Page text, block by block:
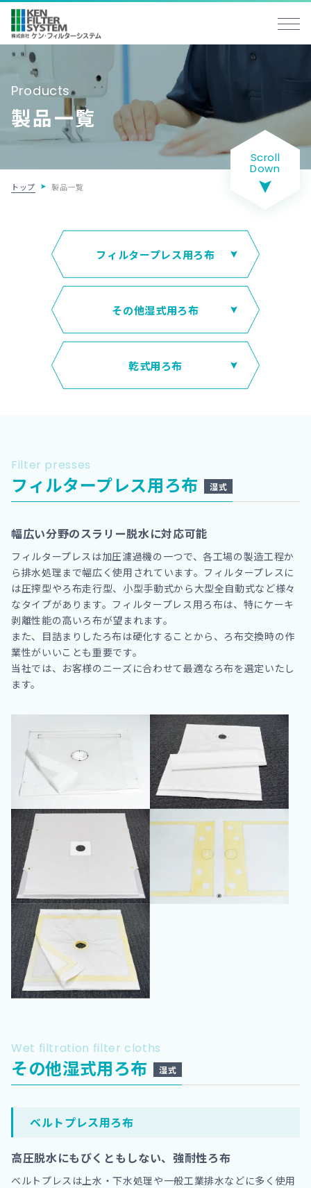
Products
製品一覧
Scroll
Down
トップ 製品一覧
フィルタープレス用ろ布
その他湿式用ろ布
乾式用ろ布
Filter presses
フィルタープレス用ろ布 湿式
幅広い分野のスラリー脱水に対応可能
フィルタープレスは加圧濾過機の一つで、各工場の製造工程か
ら排水処理まで幅広く使用されています。フィルタープレスに
は圧搾型やろ布走行型、小型手動式から大型全自動式など様々
なタイプがあります。フィルタープレス用ろ布は、特にケーキ
剥離性能の高いろ布が望まれます。
また、目詰まりしたろ布は硬化することから、ろ布交換時の作
業性がいいことも重要です。
当社では、お客様のニーズに合わせて最適なろ布を選定いたし
ます。
Wet filtration filter cloths
その他湿式用ろ布 湿式
ベルトプレス用ろ布
高圧脱水にもびくともしない、強耐性ろ布
ベルトプレスは上水・下水処理や一般工業排水などに多く使用